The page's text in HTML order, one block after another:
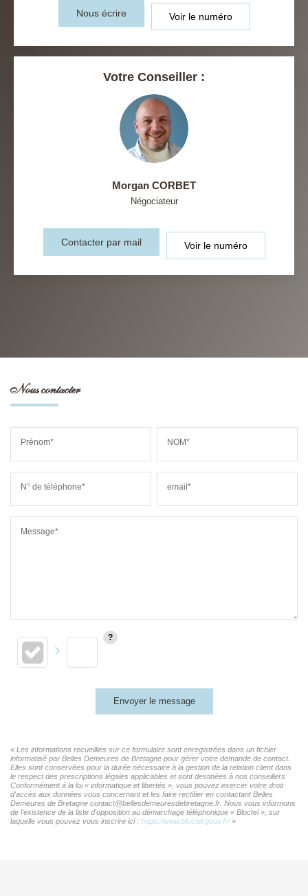
Nous écrire Voir le numéro
Votre Conseiller :
Morgan CORBET
Négociateur
Contacter par mail Voir le numéro
Nous contacter
Prénom* NOM*
N° de téléphone* email*
Message*
Envoyer le message
« Les informations recueillies sur ce formulaire sont enregistrées dans un fichier
informatisé par Belles Demeures de Bretagne pour gérer votre demande de contact.
Elles sont conservées pour la durée nécessaire à la gestion de la relation client dans
le respect des prescriptions légales applicables et sont destinées à nos conseillers
Conformément à la loi « informatique et libertés », vous pouvez exercer votre droit
d'accès aux données vous concernant et les faire rectifier en contactant Belles
Demeures de Bretagne contact@bellesdemeuresdebretagne.fr. Nous vous informons
de l'existence de la liste d'opposition au démarchage téléphonique « Bloctel », sur
laquelle vous pouvez vous inscrire ici : https://www.bloctel.gouv.fr/»